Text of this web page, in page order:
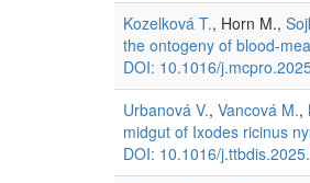
Kozelková T., Horn M.,
the ontogeny of blood-
DOI: 10.1016/
Urbanová V., Vancová M.,
midgut of Ixodes ricinus
DOI: 10.1016/